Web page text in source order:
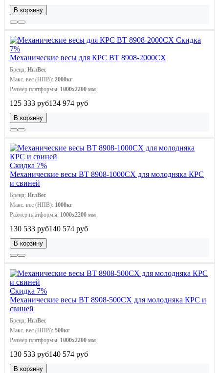
В корзину
Скидка
7%
Механические весы для КРС ВТ 8908-2000СХ
Бренд: ИглВес
Макс. вес (НПВ): 2000кг
Размер платформы: 1000х2200 мм
125 333 руб134 974 руб
В корзину
Скидка 7%
Механические весы ВТ 8908-1000СХ для молодняка КРС
и свиней
Бренд: ИглВес
Макс. вес (НПВ): 1000кг
Размер платформы: 1000х2200 мм
130 533 руб140 574 руб
В корзину
Скидка 7%
Механические весы ВТ 8908-500СХ для молодняка КРС и
свиней
Бренд: ИглВес
Макс. вес (НПВ): 500кг
Размер платформы: 1000х2200 мм
130 533 руб140 574 руб
В корзину